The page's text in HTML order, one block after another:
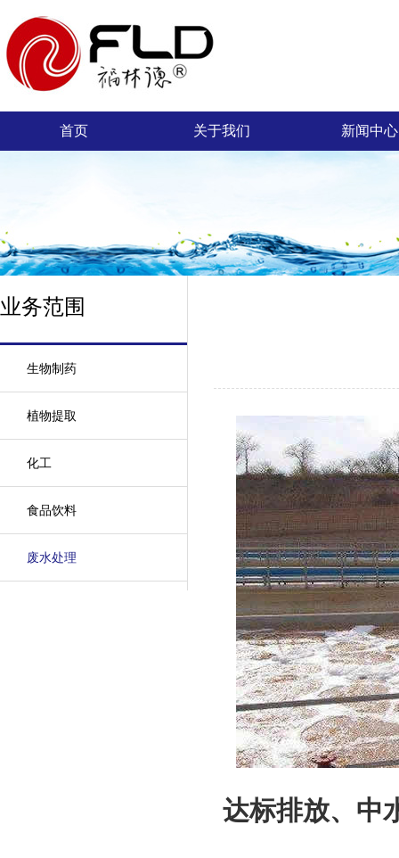
首页 关于我们 新闻中心
业务范围
生物制药
植物提取
化工
食品饮料
废水处理
达标排放、中